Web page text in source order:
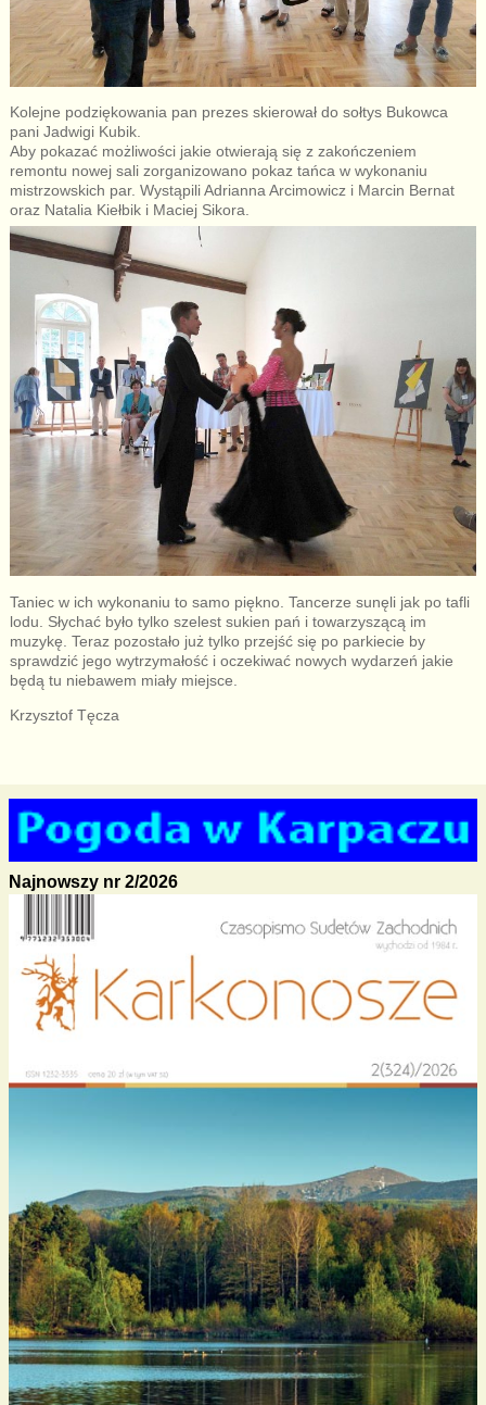
Kolejne podziękowania pan prezes skierował do sołtys Bukowca
pani Jadwigi Kubik.
Aby pokazać możliwości jakie otwierają się z zakończeniem
remontu nowej sali zorganizowano pokaz tańca w wykonaniu
mistrzowskich par. Wystąpili Adrianna Arcimowicz i Marcin Bernat
oraz Natalia Kiełbik i Maciej Sikora.
Taniec w ich wykonaniu to samo piękno. Tancerze sunęli jak po tafli
lodu. Słychać było tylko szelest sukien pań i towarzyszącą im
muzykę. Teraz pozostało już tylko przejść się po parkiecie by
sprawdzić jego wytrzymałość i oczekiwać nowych wydarzeń jakie
będą tu niebawem miały miejsce.
Krzysztof Tęcza
Najnowszy nr 2/2026